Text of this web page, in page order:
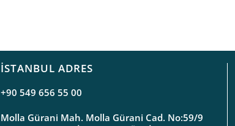
İSTANBUL ADRES
+90 549 656 55 00
Molla Gürani Mah. Molla Gürani Cad. No:59/9